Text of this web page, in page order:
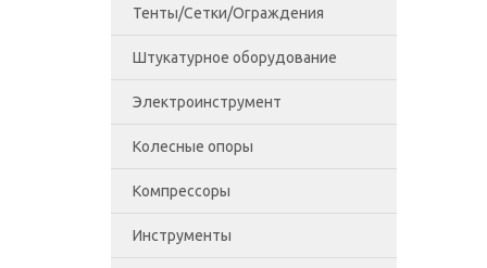
Тенты/Сетки/Ограждения
Аварийное ограждение
Сетка для укрытия фасадов
Тенты
Тент ПВХ
Тент тарпаулин
Штукатурное оборудование
Электроинструмент
Бензиновые Генераторы
Дрели
Краскопульты
Колесные опоры
Аппаратные колёса
Аппаратные
Компрессоры
Инструменты